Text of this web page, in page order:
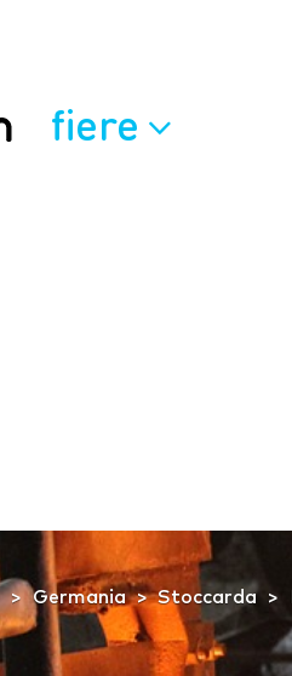
fiere
Germania Stoccarda